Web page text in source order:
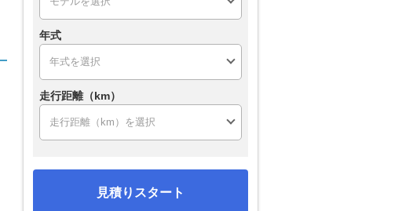
ゴルフ カブリオレ ゴルフトゥーラン
年式
走行距離（km）
見積りスタート